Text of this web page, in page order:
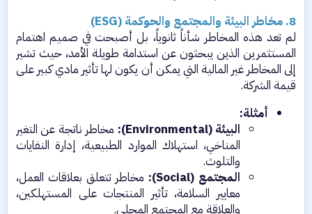
8. مخاطر البيئة والمجتمع والحوكمة (ESG)
لم تعد هذه المخاطر شأناً ثانوياً، بل أصبحت في صميم اهتمام
المستثمرين الذين يبحثون عن استدامة طويلة الأمد، حيث تشير
إلى المخاطر غير المالية التي يمكن أن يكون لها تأثير مادي كبير على
قيمة الشركة.​
أمثلة:
البيئة (Environmental):
مخاطر ناتجة عن التغير
المناخي، استهلاك الموارد الطبيعية، إدارة النفايات
والتلوث.​
المجتمع (Social):
مخاطر تتعلق بعلاقات العمل،
معايير السلامة، تأثير المنتجات على المستهلكين،
والعلاقة مع المجتمع المحلي.​